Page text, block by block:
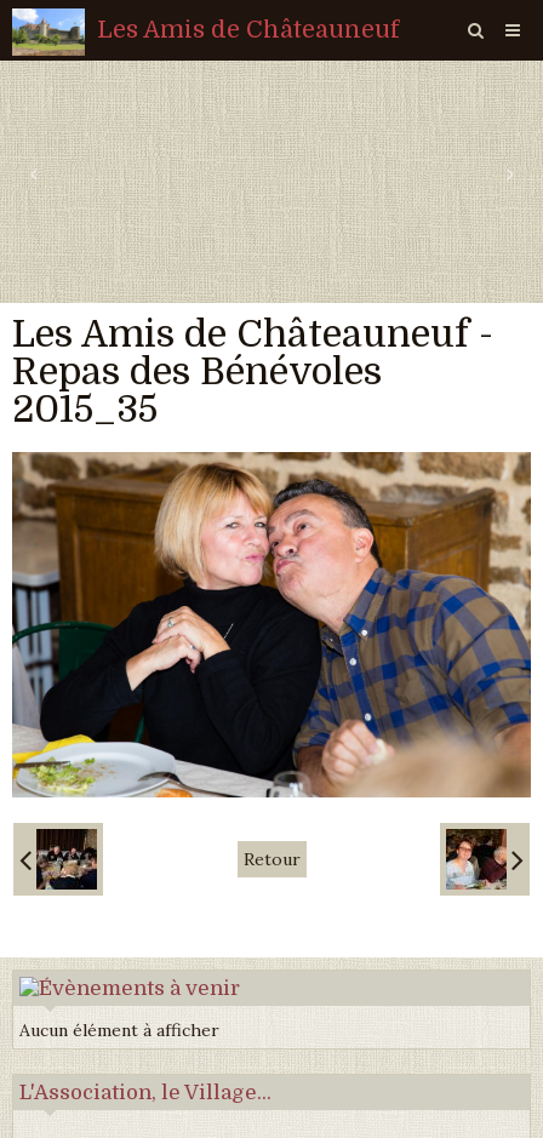
Les Amis de Châteauneuf
Page d'accueil
Livre d'or
Agenda
Quiz
Vidéos
Album
Contact
Sondages
‹ ›
Les Amis de Châteauneuf -
Repas des Bénévoles
2015_35
Retour
Aucun élément à afficher
L'Association, le Village...